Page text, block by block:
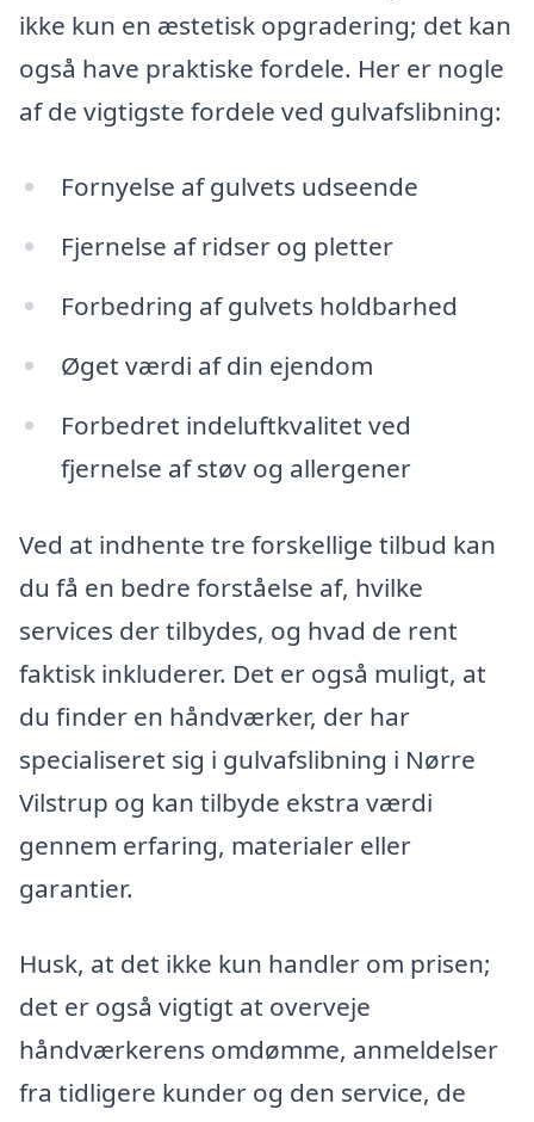
ikke kun en æstetisk opgradering; det kan
også have praktiske fordele. Her er nogle
af de vigtigste fordele ved gulvafslibning:
Fornyelse af gulvets udseende
Fjernelse af ridser og pletter
Forbedring af gulvets holdbarhed
Øget værdi af din ejendom
Forbedret indeluftkvalitet ved
fjernelse af støv og allergener
Ved at indhente tre forskellige tilbud kan
du få en bedre forståelse af, hvilke
services der tilbydes, og hvad de rent
faktisk inkluderer. Det er også muligt, at
du finder en håndværker, der har
specialiseret sig i gulvafslibning i Nørre
Vilstrup og kan tilbyde ekstra værdi
gennem erfaring, materialer eller
garantier.
Husk, at det ikke kun handler om prisen;
det er også vigtigt at overveje
håndværkerens omdømme, anmeldelser
fra tidligere kunder og den service, de